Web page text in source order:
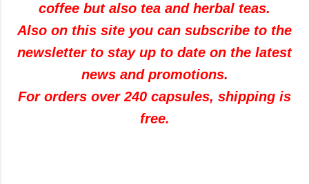
coffee but also tea and herbal teas.
Also on this site you can subscribe to the
newsletter to stay up to date on the latest
news and promotions.
For orders over 240 capsules, shipping is
free.